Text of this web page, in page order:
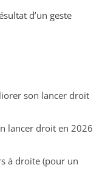
d’un geste
son lancer droit
lancer droit en 2026
à droite (pour un